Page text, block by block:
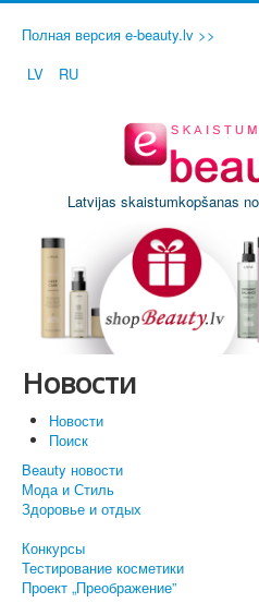
Полная версия e-beauty.lv >>
LV
RU
Latvijas skaistumkopšanas
Новости
Новости
Поиск
Beauty новости
Мода и Стиль
Здоровье и отдых
Конкурсы
Тестирование косметики
Проект „Преображение”